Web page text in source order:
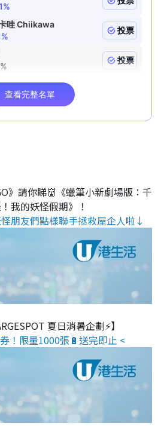
》請你睇👹《蠟筆小新劇場版：千
我的妖怪假期》！
朋友們點樣聯手拯救屋企人啦↓
夏日消暑企劃⚡】
！限量1000張🔋送完即止 <